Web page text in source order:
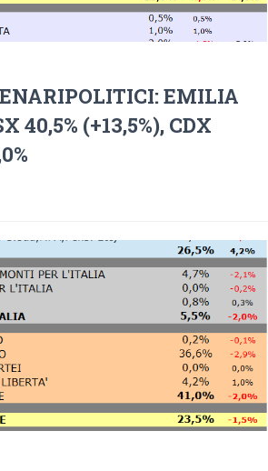
EMILIA
40,5% (+13,5%), CDX